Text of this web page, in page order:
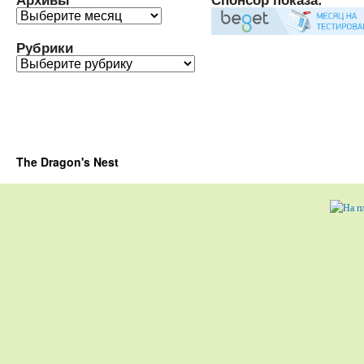
Архивы
Рубрики
Рубрики
The Dragon's Nest